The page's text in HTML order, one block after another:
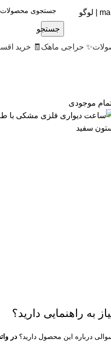
جستجو
✨ حراجی ماهک 🧾 خرید
موجودی
به راهنمایی دارید؟
درباره این محصول دارید؟ در